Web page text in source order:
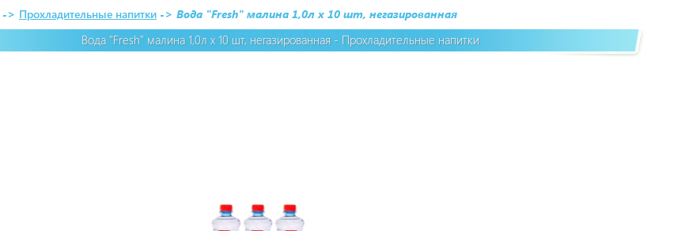
-> Прохладительные напитки -> Вода "Fresh" малина 1,0л х 10 шт, негазированная
Вода "Fresh" малина 1,0л х 10 шт, негазированная - Прохладительные напитки